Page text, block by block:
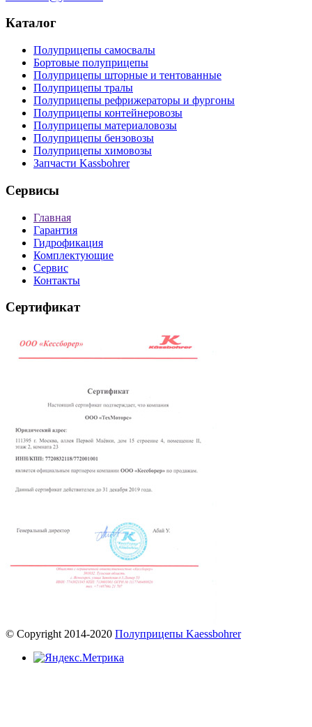
Каталог
Полуприцепы самосвалы
Бортовые полуприцепы
Полуприцепы шторные и тентованные
Полуприцепы тралы
Полуприцепы рефрижераторы и фургоны
Полуприцепы контейнеровозы
Полуприцепы материаловозы
Полуприцепы бензовозы
Полуприцепы химовозы
Запчасти Kassbohrer
Сервисы
Главная
Гарантия
Гидрофикация
Комплектующие
Сервис
Контакты
Сертификат
© Copyright 2014-2020 Полуприцепы Kaessbohrer